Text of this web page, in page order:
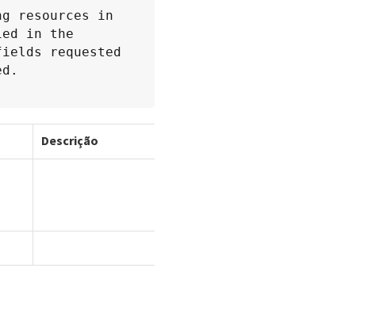
resources in
in the
requested
Descrição